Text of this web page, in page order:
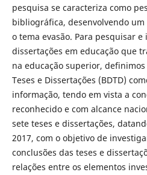
pesquisa se caracteriza como
bibliográfica, desenvolvendo
o tema evasão. Para pesquisar
dissertações em educação que
na educação superior,
Teses e Dissertações (BDTD)
informação, tendo em vista a
reconhecido e com alcance
sete teses e dissertações,
2017, com o objetivo de
conclusões das teses e
relações entre os elementos